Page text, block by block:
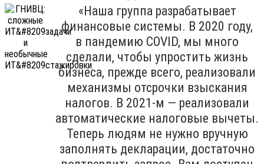
«Наша группа разрабатывает
финансовые системы. В 2020 году,
в пандемию COVID, мы много
сделали, чтобы упростить жизнь
бизнеса, прежде всего, реализовали
механизмы отсрочки взыскания
налогов. В 2021-м — реализовали
автоматические налоговые вычеты.
Теперь людям не нужно вручную
заполнять декларации, достаточно